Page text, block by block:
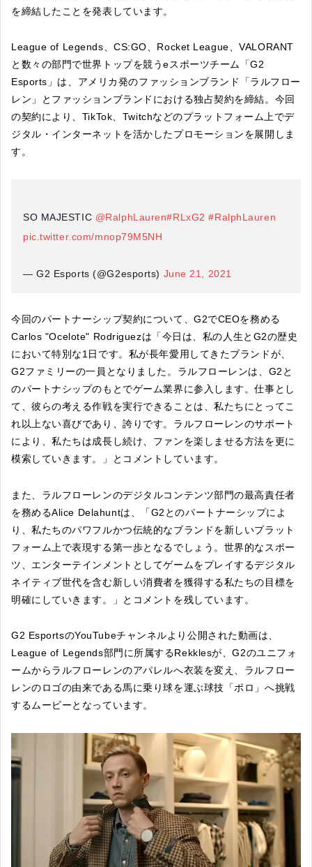
を締結したことを発表しています。
League of Legends、CS:GO、Rocket League、VALORANT
と数々の部門で世界トップを競うeスポーツチーム「G2
Esports」は、アメリカ発のファッションブランド「ラルフロー
レン」とファッションブランドにおける独占契約を締結。今回
の契約により、TikTok、Twitchなどのプラットフォーム上でデ
ジタル・インターネットを活かしたプロモーションを展開しま
す。
SO MAJESTIC @RalphLauren#RLxG2 #RalphLauren
pic.twitter.com/mnop79M5NH
— G2 Esports (@G2esports) June 21, 2021
今回のパートナーシップ契約について、G2でCEOを務める
Carlos "Ocelote" Rodriguezは「今日は、私の人生とG2の歴史
において特別な1日です。私が長年愛用してきたブランドが、
G2ファミリーの一員となりました。ラルフローレンは、G2と
のパートナシップのもとでゲーム業界に参入します。仕事とし
て、彼らの考える作戦を実行できることは、私たちにとってこ
れ以上ない喜びであり、誇りです。ラルフローレンのサポート
により、私たちは成長し続け、ファンを楽しませる方法を更に
模索していきます。」とコメントしています。
また、ラルフローレンのデジタルコンテンツ部門の最高責任者
を務めるAlice Delahuntは、「G2とのパートナーシップによ
り、私たちのパワフルかつ伝統的なブランドを新しいプラット
フォーム上で表現する第一歩となるでしょう。世界的なスポー
ツ、エンターテインメントとしてゲームをプレイするデジタル
ネイティブ世代を含む新しい消費者を獲得する私たちの目標を
明確にしていきます。」とコメントを残しています。
G2 EsportsのYouTubeチャンネルより公開された動画は、
League of Legends部門に所属するRekklesが、G2のユニフォ
ームからラルフローレンのアパレルへ衣装を変え、ラルフロー
レンのロゴの由来である馬に乗り球を運ぶ球技「ポロ」へ挑戦
するムービーとなっています。